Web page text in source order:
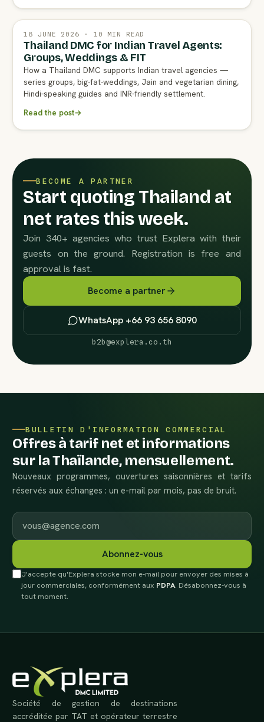
18 JUNE 2026 · 10 MIN READ
Thailand DMC for Indian Travel Agents:
Groups, Weddings & FIT
How a Thailand DMC supports Indian travel agencies —
series groups, big-fat-weddings, Jain and vegetarian dining,
Hindi-speaking guides and INR-friendly settlement.
Read the post→
BECOME A PARTNER
Start quoting Thailand at
net rates this week.
Join 340+ agencies who trust Explera with their
guests on the ground. Registration is free and
approval is fast.
Become a partner
WhatsApp +66 93 656 8090
b2b@explera.co.th
BULLETIN D'INFORMATION COMMERCIAL
Offres à tarif net et informations
sur la Thaïlande, mensuellement.
Nouveaux programmes, ouvertures saisonnières et tarifs
réservés aux échanges : un e-mail par mois, pas de bruit.
E-mail professionnel
Abonnez-vous
J'accepte qu'Explera stocke mon e-mail pour envoyer des mises à
jour commerciales, conformément aux PDPA. Désabonnez-vous à
tout moment.
Société de gestion de destinations
accréditée par TAT et opérateur terrestre